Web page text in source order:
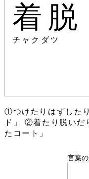
着脱
チャクダツ
①つけたりはずした
ド」 ②着たり脱いだ
たコート」
言葉